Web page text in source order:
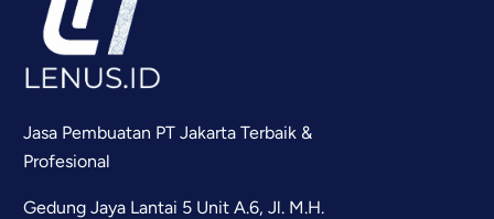
Jasa Pembuatan PT Jakarta Terbaik &
Profesional
Gedung Jaya Lantai 5 Unit A.6, Jl. M.H.